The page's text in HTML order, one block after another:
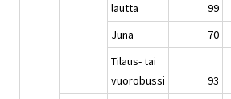
lautta
99
Juna
70
Tilaus- tai
vuorobussi
93